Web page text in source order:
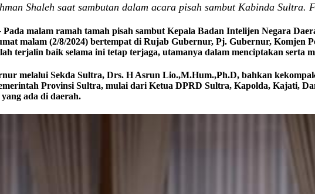
Shaleh saat sambutan dalam acara pisah sambut Kabinda Sultra.
Pada malam ramah tamah pisah sambut Kepala Badan Intelijen Negara
malam (2/8/2024) bertempat di Rujab Gubernur, Pj. Gubernur, Komjen
terjalin baik selama ini tetap terjaga, utamanya dalam menciptakan serta
melalui Sekda Sultra, Drs. H Asrun Lio.,M.Hum.,Ph.D, bahkan
Provinsi Sultra, mulai dari Ketua DPRD Sultra, Kapolda, Kajati,
ada di daerah.